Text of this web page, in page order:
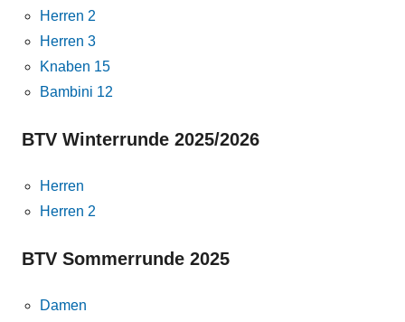
Herren 2
Herren 3
Knaben 15
Bambini 12
BTV Winterrunde 2025/2026
Herren
Herren 2
BTV Sommerrunde 2025
Damen